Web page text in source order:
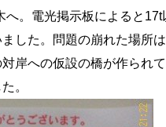
。電光掲示板によると17t
した。問題の崩れた場所
岸への仮設の橋が作られ
。